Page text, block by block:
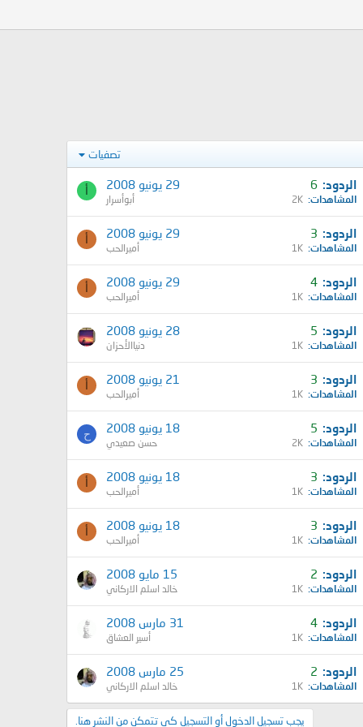
تصفيات
الردود 6
المشاهدات 2K
29 يونيو 2008
أبوأسرار
أ
الردود 3
المشاهدات 1K
29 يونيو 2008
أميرالحب
أ
الردود 4
المشاهدات 1K
29 يونيو 2008
أميرالحب
أ
الردود 5
المشاهدات 1K
28 يونيو 2008
دنياالأحزان
الردود 3
المشاهدات 1K
21 يونيو 2008
أميرالحب
أ
الردود 5
المشاهدات 2K
18 يونيو 2008
حسن صعيدي
ح
الردود 3
المشاهدات 1K
18 يونيو 2008
أميرالحب
أ
الردود 3
المشاهدات 1K
18 يونيو 2008
أميرالحب
أ
الردود 2
المشاهدات 1K
15 مايو 2008
خالد اسلم الاركاني
الردود 4
المشاهدات 1K
31 مارس 2008
أسير العشاق
الردود 2
المشاهدات 1K
25 مارس 2008
خالد اسلم الاركاني
يجب تسجيل الدخول أو التسجيل كي تتمكن من النشر هنا.